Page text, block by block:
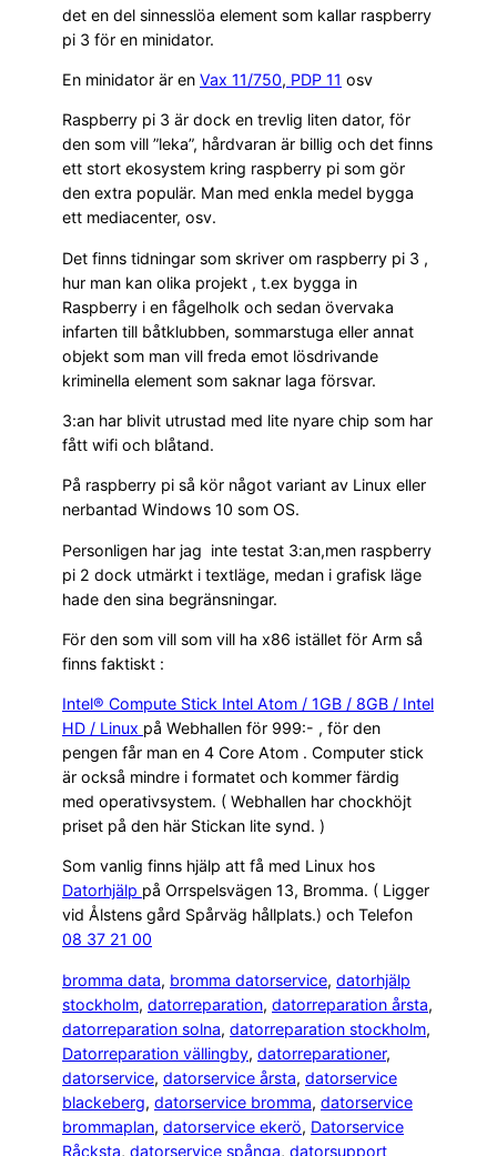
det en del sinnesslöa element som kallar raspberry
pi 3 för en minidator.
En minidator är en Vax 11/750, PDP 11 osv
Raspberry pi 3 är dock en trevlig liten dator, för
den som vill ”leka”, hårdvaran är billig och det finns
ett stort ekosystem kring raspberry pi som gör
den extra populär. Man med enkla medel bygga
ett mediacenter, osv.
Det finns tidningar som skriver om raspberry pi 3 ,
hur man kan olika projekt , t.ex bygga in
Raspberry i en fågelholk och sedan övervaka
infarten till båtklubben, sommarstuga eller annat
objekt som man vill freda emot lösdrivande
kriminella element som saknar laga försvar.
3:an har blivit utrustad med lite nyare chip som har
fått wifi och blåtand.
På raspberry pi så kör något variant av Linux eller
nerbantad Windows 10 som OS.
Personligen har jag inte testat 3:an,men raspberry
pi 2 dock utmärkt i textläge, medan i grafisk läge
hade den sina begränsningar.
För den som vill som vill ha x86 istället för Arm så
finns faktiskt :
Intel® Compute Stick Intel Atom / 1GB / 8GB / Intel
HD / Linux på Webhallen för 999:- , för den
pengen får man en 4 Core Atom . Computer stick
är också mindre i formatet och kommer färdig
med operativsystem. ( Webhallen har chockhöjt
priset på den här Stickan lite synd. )
Som vanlig finns hjälp att få med Linux hos
Datorhjälp på Orrspelsvägen 13, Bromma. ( Ligger
vid Ålstens gård Spårväg hållplats.) och Telefon
08 37 21 00
bromma data, bromma datorservice, datorhjälp
stockholm, datorreparation, datorreparation årsta
datorreparation solna, datorreparation stockholm
Datorreparation vällingby, datorreparationer
datorservice, datorservice årsta, datorservice
blackeberg, datorservice bromma, datorservice
brommaplan, datorservice ekerö, Datorservice
Råcksta, datorservice spånga, datorsupport